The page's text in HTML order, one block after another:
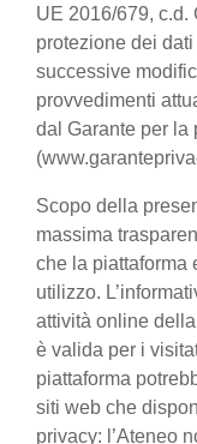
UE 2016/679, c.d.
protezione dei
successive
provvedimenti
dal Garante per la
Scopo della
massima
che la piattaforma
utilizzo.
attività online
è valida per i
piattaforma
siti web che
privacy: l’Ateneo